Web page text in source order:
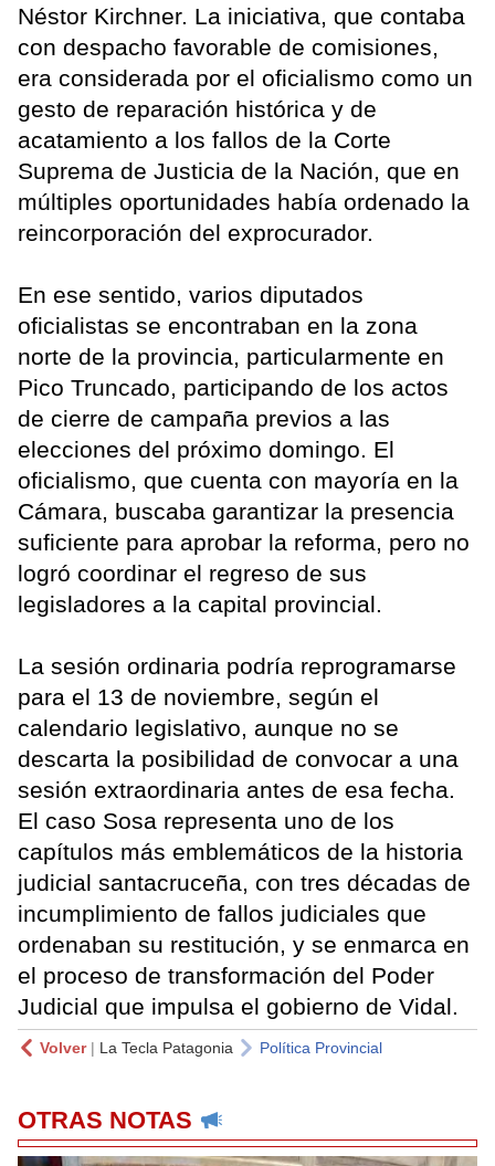
Néstor Kirchner. La iniciativa, que contaba
con despacho favorable de comisiones,
era considerada por el oficialismo como un
gesto de reparación histórica y de
acatamiento a los fallos de la Corte
Suprema de Justicia de la Nación, que en
múltiples oportunidades había ordenado la
reincorporación del exprocurador.
En ese sentido, varios diputados
oficialistas se encontraban en la zona
norte de la provincia, particularmente en
Pico Truncado, participando de los actos
de cierre de campaña previos a las
elecciones del próximo domingo. El
oficialismo, que cuenta con mayoría en la
Cámara, buscaba garantizar la presencia
suficiente para aprobar la reforma, pero no
logró coordinar el regreso de sus
legisladores a la capital provincial.
La sesión ordinaria podría reprogramarse
para el 13 de noviembre, según el
calendario legislativo, aunque no se
descarta la posibilidad de convocar a una
sesión extraordinaria antes de esa fecha.
El caso Sosa representa uno de los
capítulos más emblemáticos de la historia
judicial santacruceña, con tres décadas de
incumplimiento de fallos judiciales que
ordenaban su restitución, y se enmarca en
el proceso de transformación del Poder
Judicial que impulsa el gobierno de Vidal.
Volver| La Tecla Patagonia Política Provincial
OTRAS NOTAS